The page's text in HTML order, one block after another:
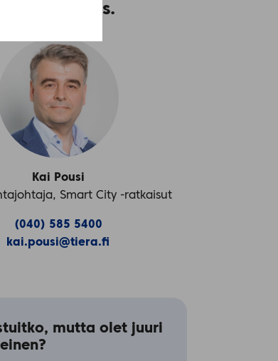
Kontakta oss.
Kai Pousi
Smart City -ratkaisut
(040) 585 5400
kai.pousi@tiera.fi
mutta olet juuri